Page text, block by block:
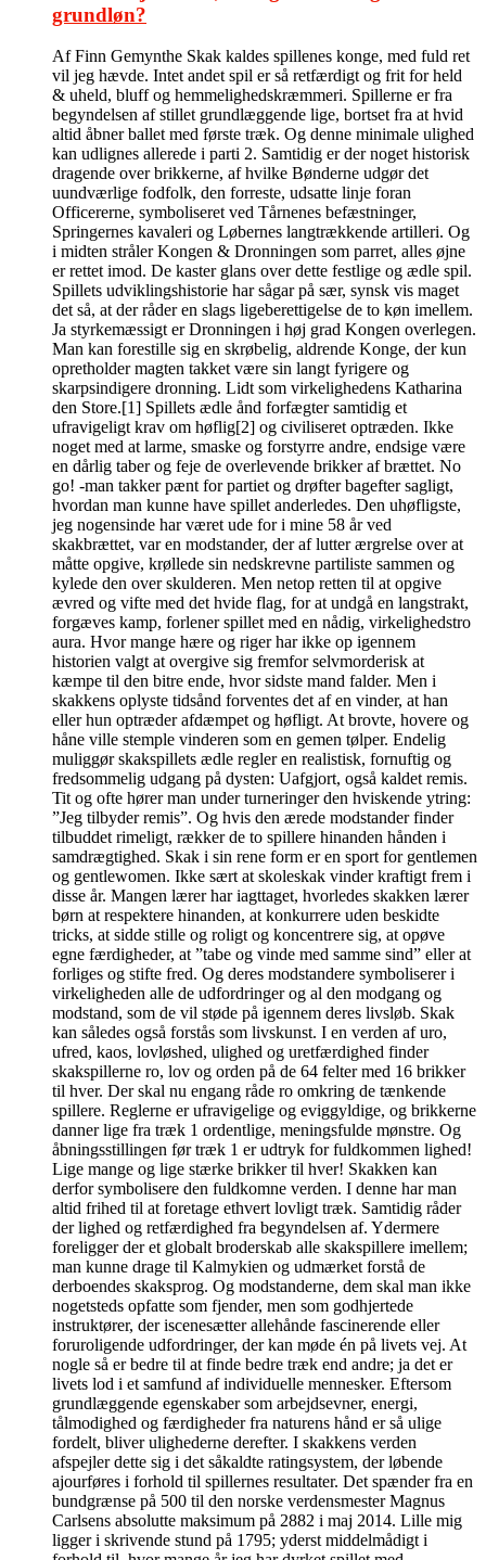
grundløn?
Af Finn Gemynthe Skak kaldes spillenes konge, med fuld ret
vil jeg hævde. Intet andet spil er så retfærdigt og frit for held
& uheld, bluff og hemmelighedskræmmeri. Spillerne er fra
begyndelsen af stillet grundlæggende lige, bortset fra at hvid
altid åbner ballet med første træk. Og denne minimale ulighed
kan udlignes allerede i parti 2. Samtidig er der noget historisk
dragende over brikkerne, af hvilke Bønderne udgør det
uundværlige fodfolk, den forreste, udsatte linje foran
Officererne, symboliseret ved Tårnenes befæstninger,
Springernes kavaleri og Løbernes langtrækkende artilleri. Og
i midten stråler Kongen & Dronningen som parret, alles øjne
er rettet imod. De kaster glans over dette festlige og ædle spil.
Spillets udviklingshistorie har sågar på sær, synsk vis maget
det så, at der råder en slags ligeberettigelse de to køn imellem.
Ja styrkemæssigt er Dronningen i høj grad Kongen overlegen.
Man kan forestille sig en skrøbelig, aldrende Konge, der kun
opretholder magten takket være sin langt fyrigere og
skarpsindigere dronning. Lidt som virkelighedens Katharina
den Store.[1] Spillets ædle ånd forfægter samtidig et
ufravigeligt krav om høflig[2] og civiliseret optræden. Ikke
noget med at larme, smaske og forstyrre andre, endsige være
en dårlig taber og feje de overlevende brikker af brættet. No
go! -man takker pænt for partiet og drøfter bagefter sagligt,
hvordan man kunne have spillet anderledes. Den uhøfligste,
jeg nogensinde har været ude for i mine 58 år ved
skakbrættet, var en modstander, der af lutter ærgrelse over at
måtte opgive, krøllede sin nedskrevne partiliste sammen og
kylede den over skulderen. Men netop retten til at opgive
ævred og vifte med det hvide flag, for at undgå en langstrakt,
forgæves kamp, forlener spillet med en nådig, virkelighedstro
aura. Hvor mange hære og riger har ikke op igennem
historien valgt at overgive sig fremfor selvmorderisk at
kæmpe til den bitre ende, hvor sidste mand falder. Men i
skakkens oplyste tidsånd forventes det af en vinder, at han
eller hun optræder afdæmpet og høfligt. At brovte, hovere og
håne ville stemple vinderen som en gemen tølper. Endelig
muliggør skakspillets ædle regler en realistisk, fornuftig og
fredsommelig udgang på dysten: Uafgjort, også kaldet remis.
Tit og ofte hører man under turneringer den hviskende ytring:
”Jeg tilbyder remis”. Og hvis den ærede modstander finder
tilbuddet rimeligt, rækker de to spillere hinanden hånden i
samdrægtighed. Skak i sin rene form er en sport for gentlemen
og gentlewomen. Ikke sært at skoleskak vinder kraftigt frem i
disse år. Mangen lærer har iagttaget, hvorledes skakken lærer
børn at respektere hinanden, at konkurrere uden beskidte
tricks, at sidde stille og roligt og koncentrere sig, at opøve
egne færdigheder, at ”tabe og vinde med samme sind” eller at
forliges og stifte fred. Og deres modstandere symboliserer i
virkeligheden alle de udfordringer og al den modgang og
modstand, som de vil støde på igennem deres livsløb. Skak
kan således også forstås som livskunst. I en verden af uro,
ufred, kaos, lovløshed, ulighed og uretfærdighed finder
skakspillerne ro, lov og orden på de 64 felter med 16 brikker
til hver. Der skal nu engang råde ro omkring de tænkende
spillere. Reglerne er ufravigelige og eviggyldige, og brikkerne
danner lige fra træk 1 ordentlige, meningsfulde mønstre. Og
åbningsstillingen før træk 1 er udtryk for fuldkommen lighed!
Lige mange og lige stærke brikker til hver! Skakken kan
derfor symbolisere den fuldkomne verden. I denne har man
altid frihed til at foretage ethvert lovligt træk. Samtidig råder
der lighed og retfærdighed fra begyndelsen af. Ydermere
foreligger der et globalt broderskab alle skakspillere imellem;
man kunne drage til Kalmykien og udmærket forstå de
derboendes skaksprog. Og modstanderne, dem skal man ikke
nogetsteds opfatte som fjender, men som godhjertede
instruktører, der iscenesætter allehånde fascinerende eller
foruroligende udfordringer, der kan møde én på livets vej. At
nogle så er bedre til at finde bedre træk end andre; ja det er
livets lod i et samfund af individuelle mennesker. Eftersom
grundlæggende egenskaber som arbejdsevner, energi,
tålmodighed og færdigheder fra naturens hånd er så ulige
fordelt, bliver ulighederne derefter. I skakkens verden
afspejler dette sig i det såkaldte ratingsystem, der løbende
ajourføres i forhold til spillernes resultater. Det spænder fra en
bundgrænse på 500 til den norske verdensmester Magnus
Carlsens absolutte maksimum på 2882 i maj 2014. Lille mig
ligger i skrivende stund på 1795; yderst middelmådigt i